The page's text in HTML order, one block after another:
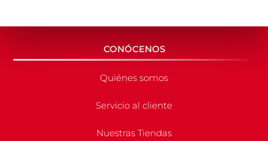
CONÓCENOS
Quiénes somos
Servicio al cliente
Nuestras Tiendas